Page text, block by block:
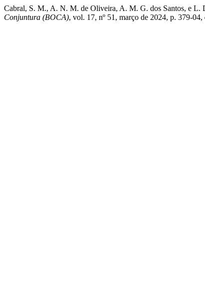
Cabral, S. M., A. N. M. de Oliveira, A. M. G. dos Santos, e
Conjuntura (BOCA), vol. 17, nº 51, março de 2024, p. 379-